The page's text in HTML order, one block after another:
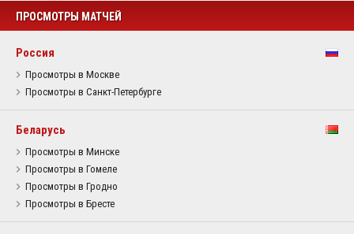
ПРОСМОТРЫ МАТЧЕЙ
Россия
Просмотры в Москве
Просмотры в Санкт-Петербурге
Беларусь
Просмотры в Минске
Просмотры в Гомеле
Просмотры в Гродно
Просмотры в Бресте